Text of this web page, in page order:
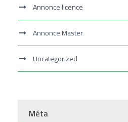
Annonce licence
Annonce Master
Uncategorized
Méta